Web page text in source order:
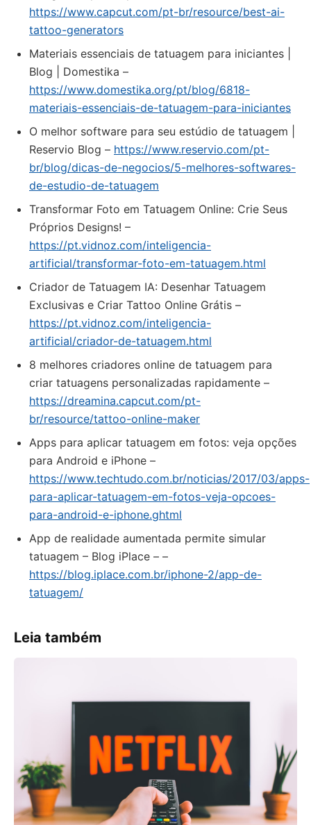
https://www.capcut.com/pt-br/resource/best-ai-
tattoo-generators
Materiais essenciais de tatuagem para iniciantes |
Blog | Domestika –
https://www.domestika.org/pt/blog/6818-
materiais-essenciais-de-tatuagem-para-iniciantes
O melhor software para seu estúdio de tatuagem |
Reservio Blog – https://www.reservio.com/pt-
br/blog/dicas-de-negocios/5-melhores-softwares-
de-estudio-de-tatuagem
Transformar Foto em Tatuagem Online: Crie Seus
Próprios Designs! –
https://pt.vidnoz.com/inteligencia-
artificial/transformar-foto-em-tatuagem.html
Criador de Tatuagem IA: Desenhar Tatuagem
Exclusivas e Criar Tattoo Online Grátis –
https://pt.vidnoz.com/inteligencia-
artificial/criador-de-tatuagem.html
8 melhores criadores online de tatuagem para
criar tatuagens personalizadas rapidamente –
https://dreamina.capcut.com/pt-
br/resource/tattoo-online-maker
Apps para aplicar tatuagem em fotos: veja opções
para Android e iPhone –
https://www.techtudo.com.br/noticias/2017/03/apps-
para-aplicar-tatuagem-em-fotos-veja-opcoes-
para-android-e-iphone.ghtml
App de realidade aumentada permite simular
tatuagem – Blog iPlace – –
https://blog.iplace.com.br/iphone-2/app-de-
tatuagem/
Leia também